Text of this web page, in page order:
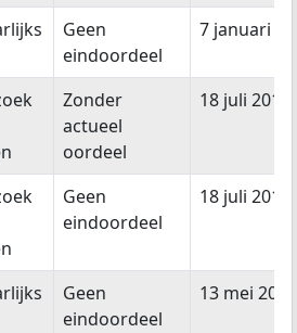
Geen
eindoordeel
7 januari
Zonder
actueel
oordeel
18 juli 2019
Geen
eindoordeel
18 juli 2019
Geen
eindoordeel
13 mei 2015